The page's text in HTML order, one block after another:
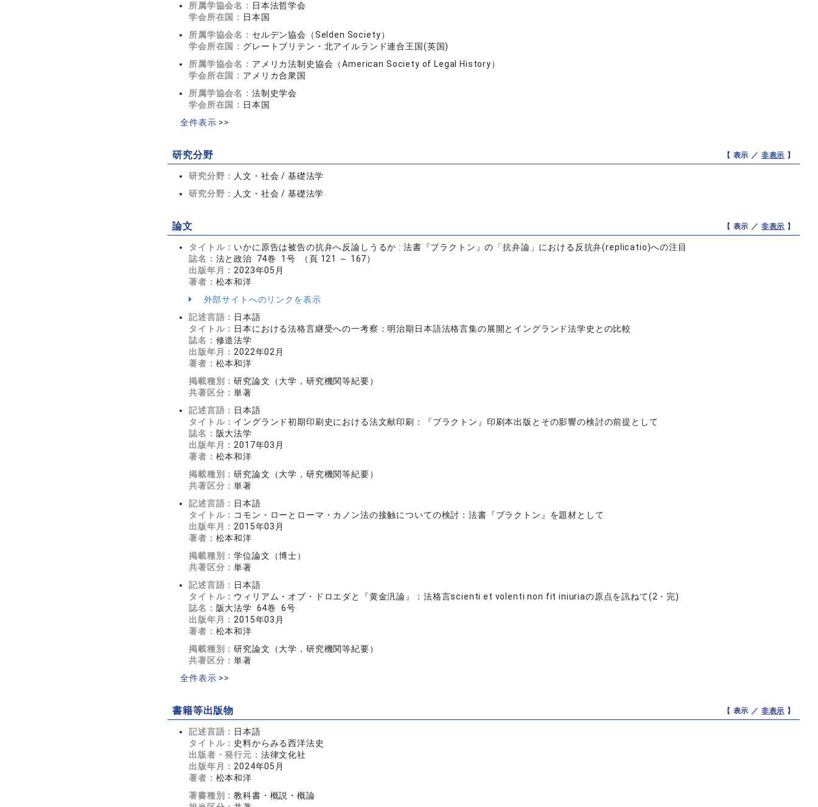
所属学協会名： 日本法哲学会
学会所在国： 日本国
所属学協会名： セルデン協会（Selden Society）
学会所在国： グレートブリテン・北アイルランド連合王国(英国)
所属学協会名： アメリカ法制史協会（American Society of Legal History）
学会所在国： アメリカ合衆国
所属学協会名： 法制史学会
学会所在国： 日本国
全件表示 >>
研究分野 【 表示 ／ 非表示 】
研究分野： 人文・社会 / 基礎法学
研究分野： 人文・社会 / 基礎法学
論文 【 表示 ／ 非表示 】
タイトル： いかに原告は被告の抗弁へ反論しうるか : 法書『ブラクトン』の「抗弁論」における反抗弁(replicatio)への注目
誌名： 法と政治 74巻 1号 （頁 121 ～ 167）
出版年月： 2023年05月
著者： 松本和洋
外部サイトへのリンクを表示
記述言語： 日本語
タイトル： 日本における法格言継受への一考察：明治期日本語法格言集の展開とイングランド法学史との比較
誌名： 修道法学
出版年月： 2022年02月
著者： 松本和洋
掲載種別：研究論文（大学，研究機関等紀要）
共著区分：単著
記述言語： 日本語
タイトル： イングランド初期印刷史における法文献印刷：『ブラクトン』印刷本出版とその影響の検討の前提として
誌名： 阪大法学
出版年月： 2017年03月
著者： 松本和洋
掲載種別：研究論文（大学，研究機関等紀要）
共著区分：単著
記述言語： 日本語
タイトル： コモン・ローとローマ・カノン法の接触についての検討：法書『ブラクトン』を題材として
出版年月： 2015年03月
著者： 松本和洋
掲載種別：学位論文（博士）
共著区分：単著
記述言語： 日本語
タイトル： ウィリアム・オブ・ドロエダと『黄金汎論』：法格言scienti et volenti non fit iniuriaの原点を訊ねて(2・完)
誌名： 阪大法学 64巻 6号
出版年月： 2015年03月
著者： 松本和洋
掲載種別：研究論文（大学，研究機関等紀要）
共著区分：単著
全件表示 >>
書籍等出版物 【 表示 ／ 非表示 】
記述言語： 日本語
タイトル： 史料からみる西洋法史
出版者・発行元： 法律文化社
出版年月： 2024年05月
著者： 松本和洋
著書種別：教科書・概説・概論